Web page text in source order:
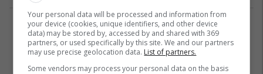
1
Your personal data will be processed and information from
your device (cookies, unique identifiers, and other device
data) may be stored by, accessed by and shared with 369
partners, or used specifically by this site. We and our partners
may use precise geolocation data. List of partners.
Some vendors may process your personal data on the basis